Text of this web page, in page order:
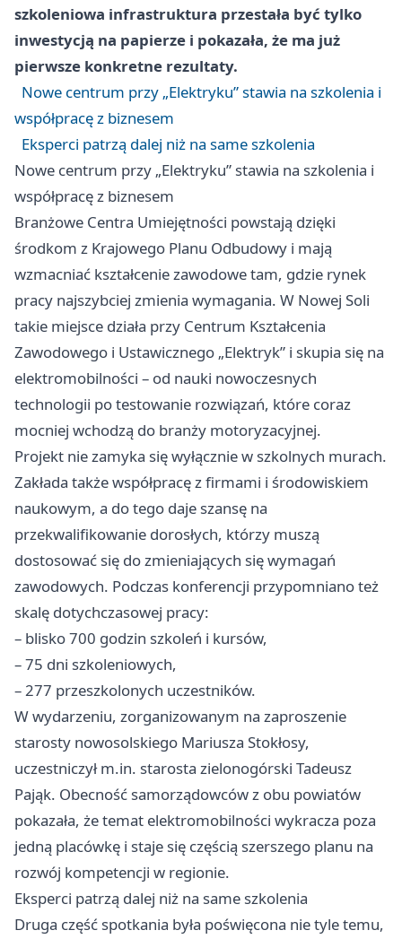
szkoleniowa infrastruktura przestała być tylko
inwestycją na papierze i pokazała, że ma już
pierwsze konkretne rezultaty.
Nowe centrum przy „Elektryku” stawia na szkolenia i
współpracę z biznesem
Eksperci patrzą dalej niż na same szkolenia
Nowe centrum przy „Elektryku” stawia na szkolenia i
współpracę z biznesem
Branżowe Centra Umiejętności powstają dzięki
środkom z Krajowego Planu Odbudowy i mają
wzmacniać kształcenie zawodowe tam, gdzie rynek
pracy najszybciej zmienia wymagania. W Nowej Soli
takie miejsce działa przy Centrum Kształcenia
Zawodowego i Ustawicznego „Elektryk” i skupia się na
elektromobilności – od nauki nowoczesnych
technologii po testowanie rozwiązań, które coraz
mocniej wchodzą do branży motoryzacyjnej.
Projekt nie zamyka się wyłącznie w szkolnych murach.
Zakłada także współpracę z firmami i środowiskiem
naukowym, a do tego daje szansę na
przekwalifikowanie dorosłych, którzy muszą
dostosować się do zmieniających się wymagań
zawodowych. Podczas konferencji przypomniano też
skalę dotychczasowej pracy:
– blisko 700 godzin szkoleń i kursów,
– 75 dni szkoleniowych,
– 277 przeszkolonych uczestników.
W wydarzeniu, zorganizowanym na zaproszenie
starosty nowosolskiego Mariusza Stokłosy,
uczestniczył m.in. starosta zielonogórski Tadeusz
Pająk. Obecność samorządowców z obu powiatów
pokazała, że temat elektromobilności wykracza poza
jedną placówkę i staje się częścią szerszego planu na
rozwój kompetencji w regionie.
Eksperci patrzą dalej niż na same szkolenia
Druga część spotkania była poświęcona nie tyle temu,